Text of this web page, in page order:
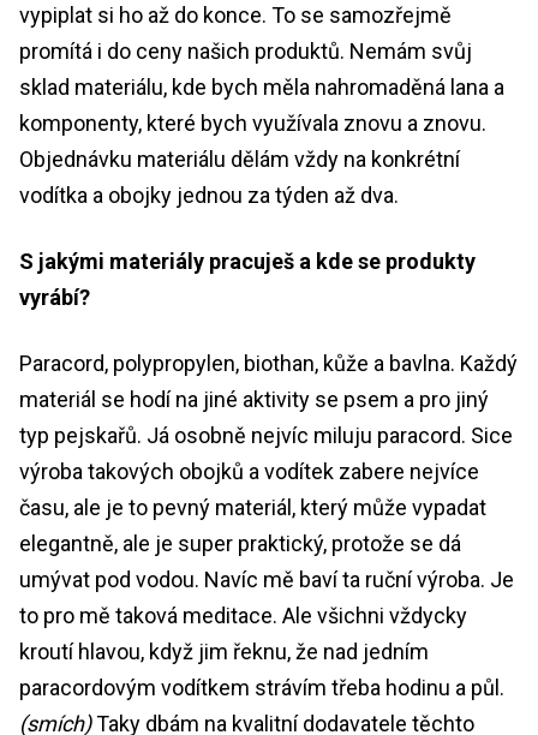
vypiplat si ho až do konce. To se samozřejmě
promítá i do ceny našich produktů. Nemám svůj
sklad materiálu, kde bych měla nahromaděná lana a
komponenty, které bych využívala znovu a znovu.
Objednávku materiálu dělám vždy na konkrétní
vodítka a obojky jednou za týden až dva.
S jakými materiály pracuješ a kde se produkty
vyrábí?
Paracord, polypropylen, biothan, kůže a bavlna. Každý
materiál se hodí na jiné aktivity se psem a pro jiný
typ pejskařů. Já osobně nejvíc miluju paracord. Sice
výroba takových obojků a vodítek zabere nejvíce
času, ale je to pevný materiál, který může vypadat
elegantně, ale je super praktický, protože se dá
umývat pod vodou. Navíc mě baví ta ruční výroba. Je
to pro mě taková meditace. Ale všichni vždycky
kroutí hlavou, když jim řeknu, že nad jedním
paracordovým vodítkem strávím třeba hodinu a půl.
(smích)Taky dbám na kvalitní dodavatele těchto